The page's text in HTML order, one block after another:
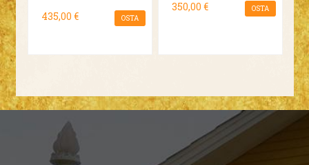
435,00 € OSTA
350,00 € OSTA